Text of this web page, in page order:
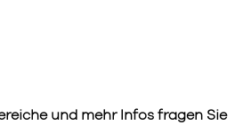
und mehr Infos fragen Sie